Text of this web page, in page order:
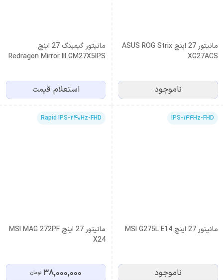
مانیتور 27 اینچ ASUS ROG Strix
XG27ACS
ناموجود
مانیتور گیمینگ 27 اینچ
Redragon Mirror III GM27X5IPS
استعلام قیمت
IPS-144Hz-FHD
مانیتور 27 اینچ MSI G275L E14
ناموجود
Rapid IPS-240Hz-FHD
مانیتور 27 اینچ MSI MAG 272PF
X24
38,000,000 تومان